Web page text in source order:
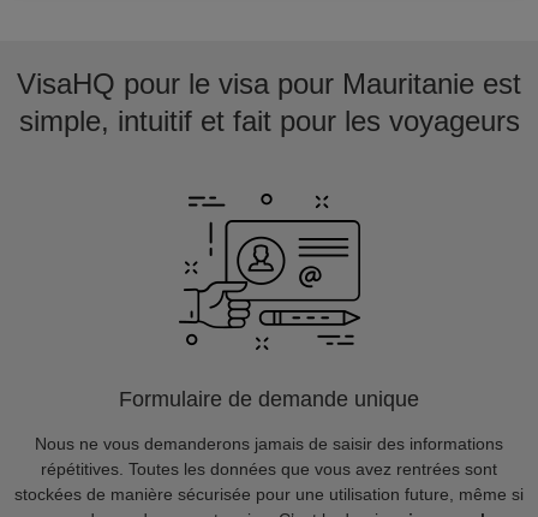
VisaHQ pour le visa pour Mauritanie est
simple, intuitif et fait pour les voyageurs
Formulaire de demande unique
Nous ne vous demanderons jamais de saisir des informations
répétitives. Toutes les données que vous avez rentrées sont
stockées de manière sécurisée pour une utilisation future, même si